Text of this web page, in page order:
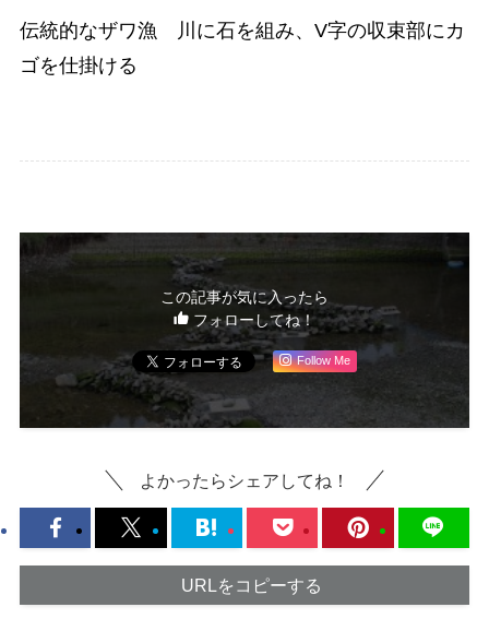
伝統的なザワ漁 川に石を組み、V字の収束部にカ
ゴを仕掛ける
この記事が気に入ったら
フォローしてね！
Follow Me
よかったらシェアしてね！
URLをコピーする